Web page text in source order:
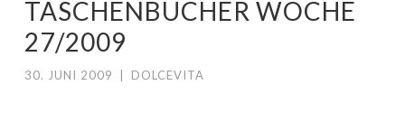
TASCHENBÜCHER WOCHE
27/2009
30. JUNI 2009 DOLCEVITA